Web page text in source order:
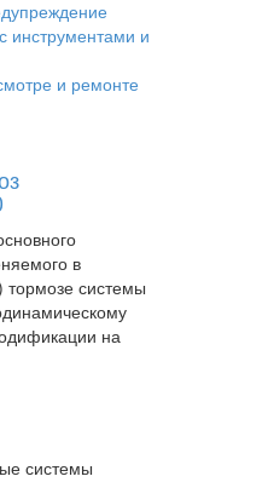
инструментами и
и ремонте
в
тормозе системы
на
системы